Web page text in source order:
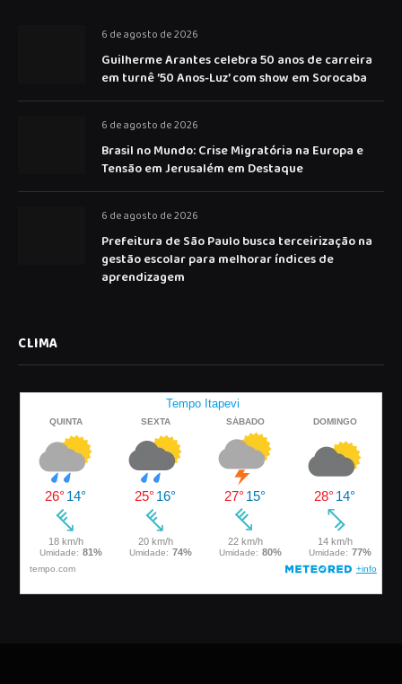
6 de agosto de 2026
Guilherme Arantes celebra 50 anos de carreira
em turnê ’50 Anos-Luz’ com show em Sorocaba
6 de agosto de 2026
Brasil no Mundo: Crise Migratória na Europa e
Tensão em Jerusalém em Destaque
6 de agosto de 2026
Prefeitura de São Paulo busca terceirização na
gestão escolar para melhorar índices de
aprendizagem
CLIMA